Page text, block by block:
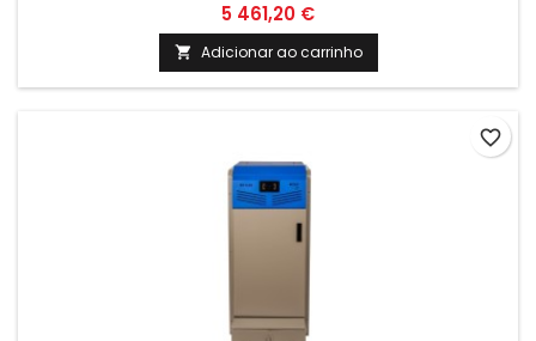
5 461,20 €
 Adicionar ao carrinho
favorite_border